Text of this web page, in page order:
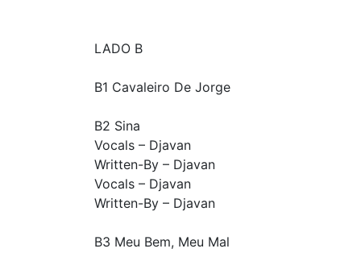
LADO B
B1 Cavaleiro De Jorge
B2 Sina
Vocals – Djavan
Written-By – Djavan
Vocals – Djavan
Written-By – Djavan
B3 Meu Bem, Meu Mal